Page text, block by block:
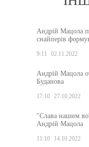
Андрій Мацола
снайперів
9:11 02.11.2022
Андрій Мацола
Буданова
17:10 27.10.2022
"Слава нашим
Андрій Мацола
11:10 14.10.2022